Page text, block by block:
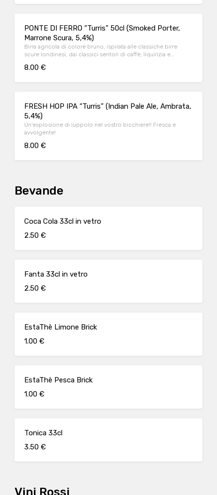
PONTE DI FERRO “Turris” 50cl (Smoked Porter,
Marrone Scura, 5,4%)
Birra agricola di colore bruno, ispirata alle classiche birre
scure londinesi, dai classici sentori di caffè, liquirizia e
8.00 €
FRESH HOP IPA “Turris” (Indian Pale Ale, Ambrata,
5,4%)
Un'esplosione di luppolo nel vostro bicchiere!! Fresca e
avvolgente!
8.00 €
Bevande
Coca Cola 33cl in vetro
2.50 €
Fanta 33cl in vetro
2.50 €
EstaThè Limone Brick
1.00 €
EstaThè Pesca Brick
1.00 €
Tonica 33cl
3.50 €
Vini Rossi